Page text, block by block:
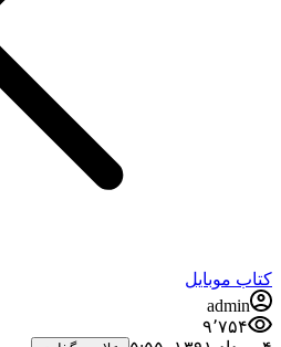
کتاب موبایل
admin
۹٬۷۵۴